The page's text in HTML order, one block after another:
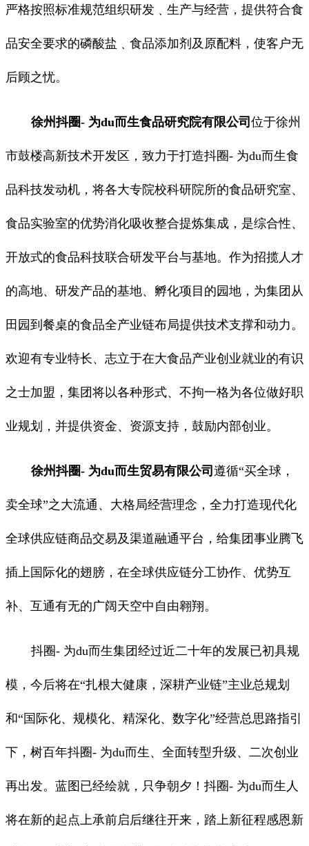
严格按照标准规范组织研发﹑生产与经营，提供符合食
品安全要求的磷酸盐﹑食品添加剂及原配料，使客户无
后顾之忧。
徐州抖圈- 为du而生食品研究院有限公司 位于徐州
市鼓楼高新技术开发区，致力于打造抖圈- 为du而生食
品科技发动机，将各大专院校科研院所的食品研究室、
食品实验室的优势消化吸收整合提炼集成，是综合性、
开放式的食品科技联合研发平台与基地。作为招揽人才
的高地、研发产品的基地、孵化项目的园地，为集团从
田园到餐桌的食品全产业链布局提供技术支撑和动力。
欢迎有专业特长、志立于在大食品产业创业就业的有识
之士加盟，集团将以各种形式、不拘一格为各位做好职
业规划，并提供资金、资源支持，鼓励内部创业。
徐州抖圈- 为du而生贸易有限公司 遵循“买全球，
卖全球”之大流通、大格局经营理念，全力打造现代化
全球供应链商品交易及渠道融通平台，给集团事业腾飞
插上国际化的翅膀，在全球供应链分工协作、优势互
补、互通有无的广阔天空中自由翱翔。
抖圈- 为du而生集团经过近二十年的发展已初具规
模，今后将在“扎根大健康，深耕产业链”主业总规划
和“国际化、规模化、精深化、数字化”经营总思路指引
下，树百年抖圈- 为du而生、全面转型升级、二次创业
再出发。蓝图已经绘就，只争朝夕！抖圈- 为du而生人
将在新的起点上承前启后继往开来，踏上新征程感恩新